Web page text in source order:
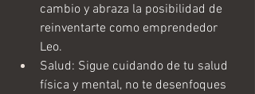
cambio y abraza la posibilidad de
reinventarte como emprendedor
Leo.
Salud: Sigue cuidando de tu salud
física y mental, no te desenfoques